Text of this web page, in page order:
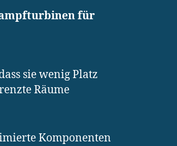
für
sie wenig Platz
Räume
Komponenten